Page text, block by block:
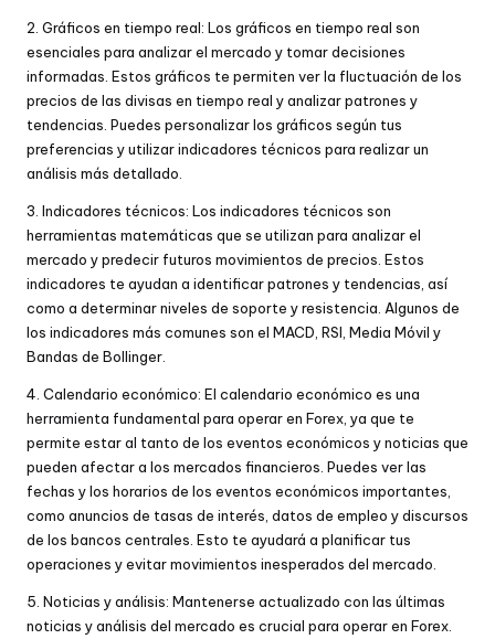
2. Gráficos en tiempo real: Los gráficos en tiempo real son
esenciales para analizar el mercado y tomar decisiones
informadas. Estos gráficos te permiten ver la fluctuación de los
precios de las divisas en tiempo real y analizar patrones y
tendencias. Puedes personalizar los gráficos según tus
preferencias y utilizar indicadores técnicos para realizar un
análisis más detallado.
3. Indicadores técnicos: Los indicadores técnicos son
herramientas matemáticas que se utilizan para analizar el
mercado y predecir futuros movimientos de precios. Estos
indicadores te ayudan a identificar patrones y tendencias, así
como a determinar niveles de soporte y resistencia. Algunos de
los indicadores más comunes son el MACD, RSI, Media Móvil y
Bandas de Bollinger.
4. Calendario económico: El calendario económico es una
herramienta fundamental para operar en Forex, ya que te
permite estar al tanto de los eventos económicos y noticias que
pueden afectar a los mercados financieros. Puedes ver las
fechas y los horarios de los eventos económicos importantes,
como anuncios de tasas de interés, datos de empleo y discursos
de los bancos centrales. Esto te ayudará a planificar tus
operaciones y evitar movimientos inesperados del mercado.
5. Noticias y análisis: Mantenerse actualizado con las últimas
noticias y análisis del mercado es crucial para operar en Forex.